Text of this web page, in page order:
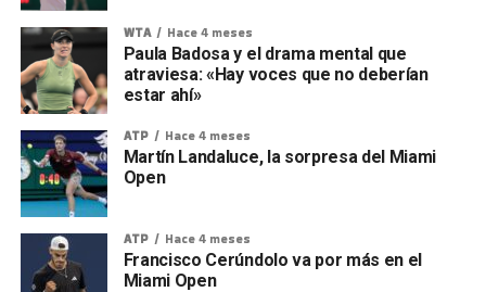
WTA Hace 4 meses
Paula Badosa y el drama mental que
atraviesa: «Hay voces que no deberían
estar ahí»
ATP Hace 4 meses
Martín Landaluce, la sorpresa del Miami
Open
ATP Hace 4 meses
Francisco Cerúndolo va por más en el
Miami Open